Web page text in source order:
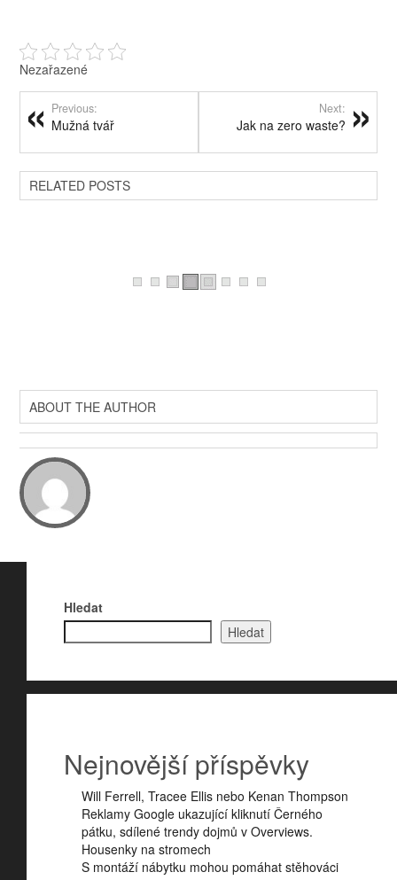
Nezařazené
Previous:
Mužná tvář
Next:
Jak na zero waste?
RELATED POSTS
ABOUT THE AUTHOR
Hledat
Hledat
Nejnovější příspěvky
Will Ferrell, Tracee Ellis nebo Kenan Thompson
Reklamy Google ukazující kliknutí Černého
pátku, sdílené trendy dojmů v Overviews.
Housenky na stromech
S montáží nábytku mohou pomáhat stěhováci